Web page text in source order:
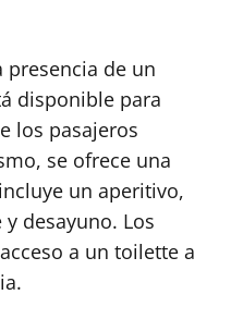
presencia de un
disponible para
los pasajeros
se ofrece una
un aperitivo,
desayuno. Los
a un toilette a